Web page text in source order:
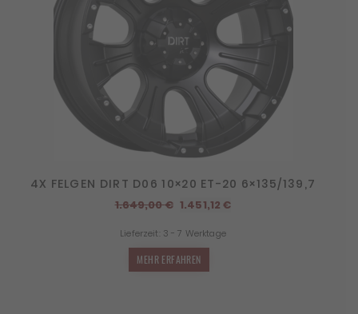
4X FELGEN DIRT D06 10×20 ET-20 6×135/139,7
1.649,00€ Ursprünglicher
war:
1.649,00 €
1.451,12€Aktueller
Lieferzeit: 3 - 7 Werktage
MEHR ERFAHREN